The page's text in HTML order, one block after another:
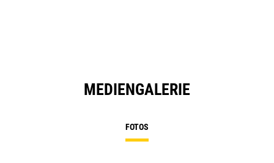
MEDIENGALERIE
FOTOS